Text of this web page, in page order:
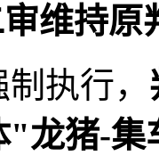
维持原
执行，
"龙猪-